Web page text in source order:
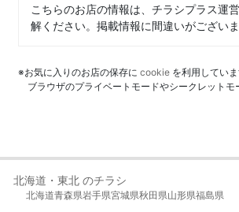
こちらのお店の情報は、チラシプラス運
解ください。掲載情報に間違いがござい
※お気に入りのお店の保存に cookie を利用していま
ブラウザのプライベートモードやシークレット
北海道・東北 のチラシ
北海道青森県岩手県宮城県秋田県山形県福島県